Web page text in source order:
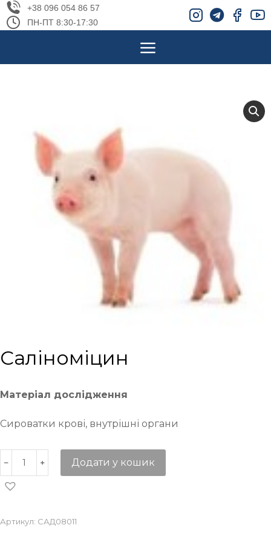
+38 096 054 86 57
ПН-ПТ 8:30-17:30
Саліноміцин
Матеріал дослідження
Сироватки крові, внутрішні органи
Додати у кошик
Артикул: САД08011